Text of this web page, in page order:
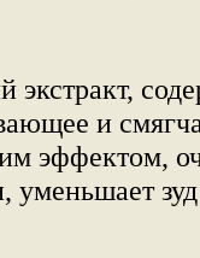
и
эффектом,
уменьшает